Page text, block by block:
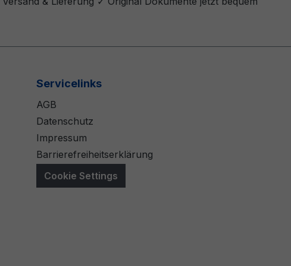
Servicelinks
AGB
Datenschutz
Impressum
Barrierefreiheitserklärung
Cookie Settings